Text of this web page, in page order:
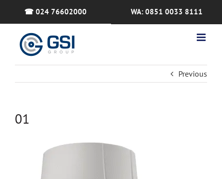
☎ 024 76602000 WA: 0851 0033 8111
Previous
01